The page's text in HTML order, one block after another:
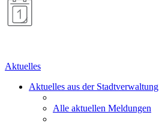
Aktuelles
Aktuelles aus der Stadtverwaltung
Alle aktuellen Meldungen